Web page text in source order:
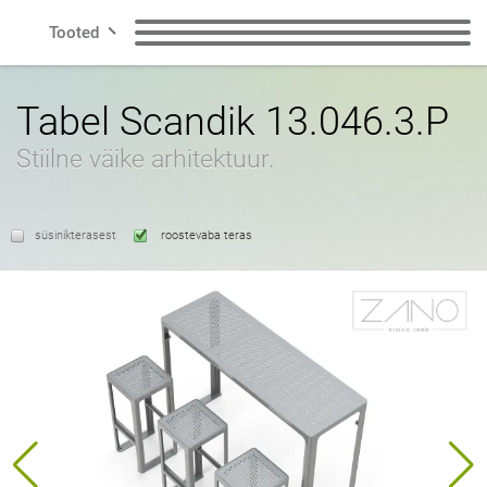
Tooted
Jäätmete
Jalgrattasõidu tsoon Päikesejaamad
Tuhkatoosid
Nutikas linn
Kontakt
inglise
Tabel Scandik 13.046.3.P
Stiilne väike arhitektuur.
süsinikterasest roostevaba teras